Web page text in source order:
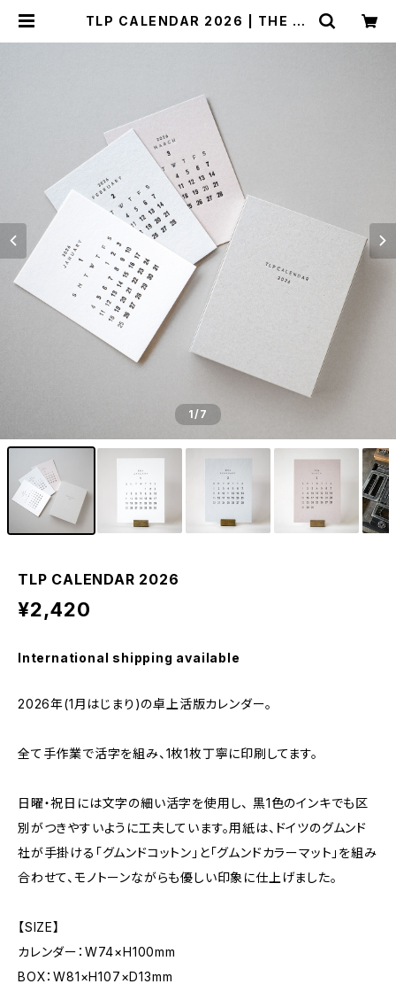
TLP CALENDAR 2026 | THE LE
1/7
TLP CALENDAR 2026
¥2,420
International shipping available
2026年(1月はじまり)の卓上活版カレンダー。
全て手作業で活字を組み、1枚1枚丁寧に印刷してます。
日曜・祝日には文字の細い活字を使用し、 黒1色のインキでも区
別がつきやすいように工夫しています。用紙は、ドイツのグムンド
社が手掛ける「グムンドコットン」と「グムンドカラーマット」を組み
合わせて、モノトーンながらも優しい印象に仕上げました。
【SIZE】
カレンダー：W74×H100mm
BOX：W81×H107×D13mm